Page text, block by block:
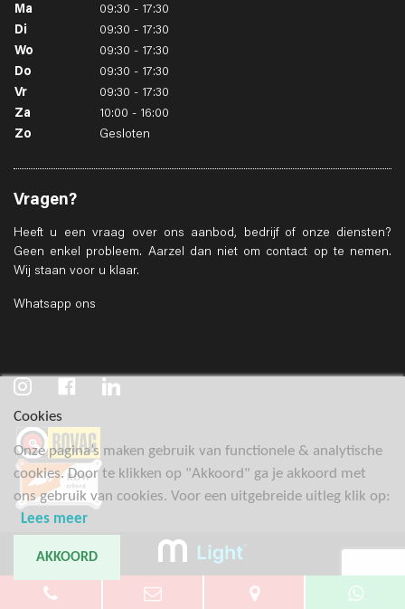
Ma
09:30 - 17:30
Di
09:30 - 17:30
Wo
09:30 - 17:30
Do
09:30 - 17:30
Vr
09:30 - 17:30
Za
10:00 - 16:00
Zo
Gesloten
Vragen?
Heeft u een vraag over ons aanbod, bedrijf of onze diensten?
Geen enkel probleem. Aarzel dan niet om contact op te nemen.
Wij staan voor u klaar.
Whatsapp ons
Cookies
Onze pagina’s maken gebruik van functionele & analytische
cookies. Door te klikken op "Akkoord" ga je akkoord met
ons gebruik van cookies. Voor een uitgebreide uitleg klik op:
Lees meer
AKKOORD